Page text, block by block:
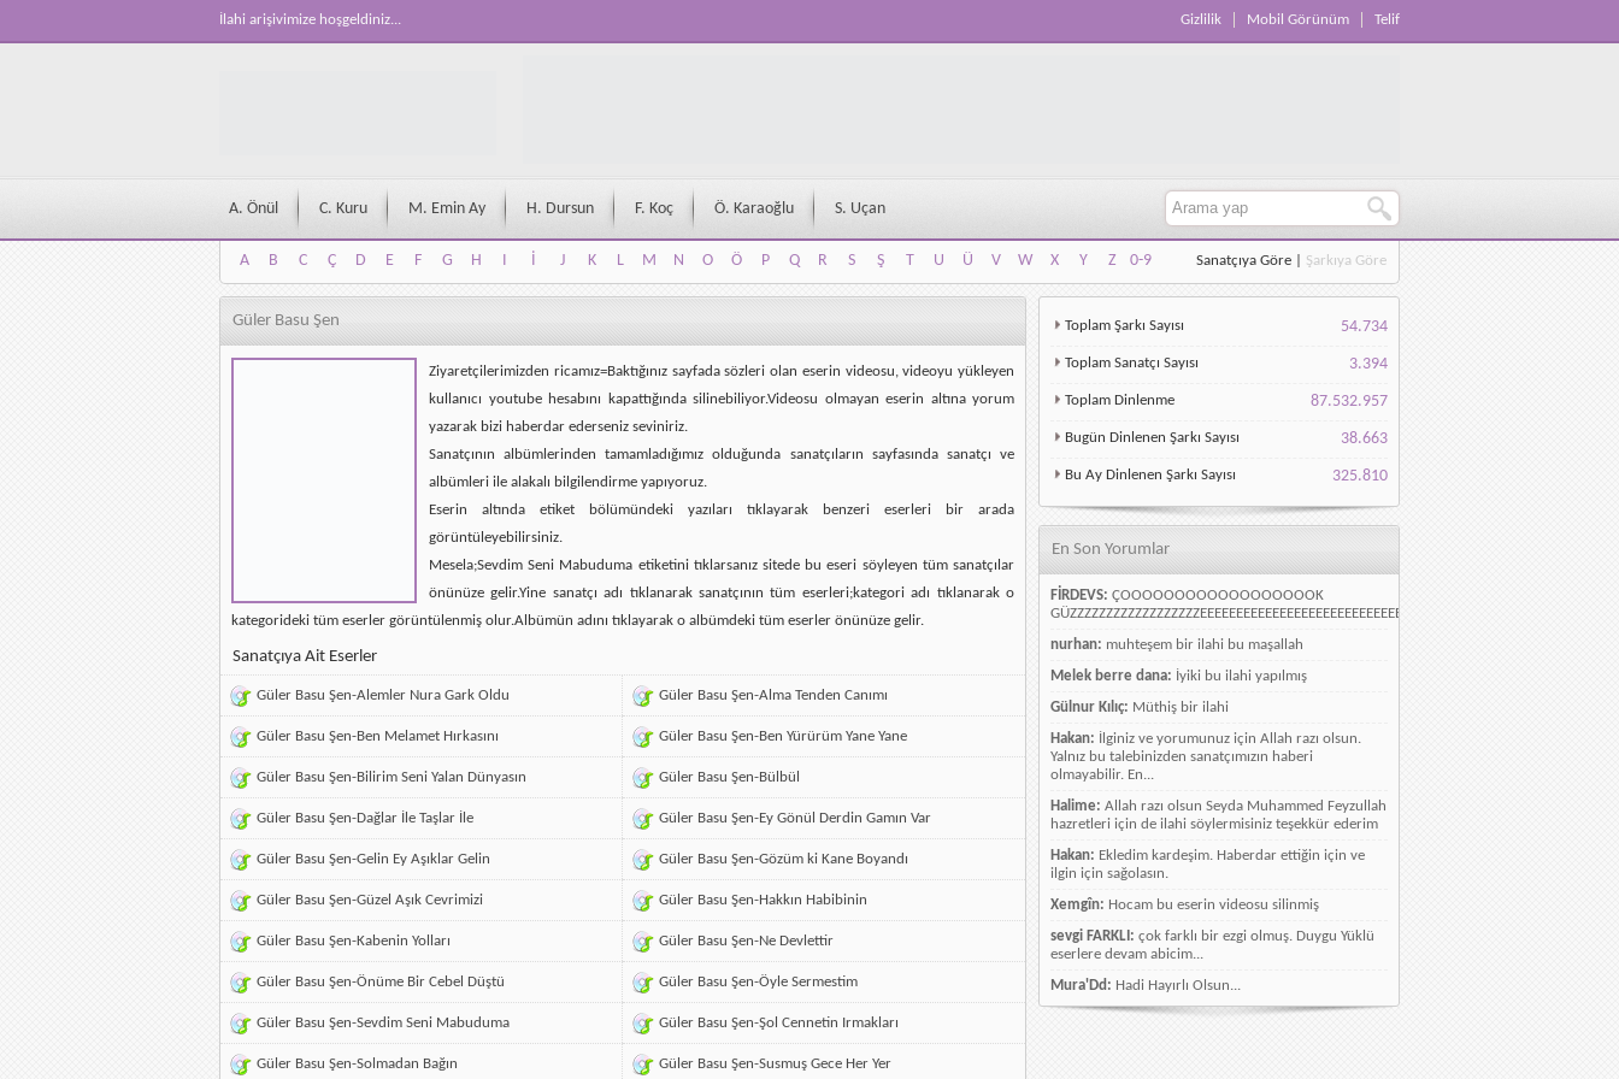
İlahi arişivimize hoşgeldiniz... Gizlilik Mobil Görünüm Telif
A. Önül C. Kuru M. Emin Ay H. Dursun F. Koç Ö. Karaoğlu S. Uçan
A B C Ç D E F G H I İ J K L M N O Ö P Q R S Ş T U Ü V W X Y Z
0-9
A
B C Ç D E F G H I İ J K L M N O Ö P Q R S Ş T U Ü V W X Y Z 0-9
Sanatçıya Göre Şarkıya Göre
Güler Basu Şen
Ziyaretçilerimizden ricamız=Baktığınız sayfada sözleri olan eserin videosu, videoyu yükleyen
kullanıcı youtube hesabını kapattığında silinebiliyor.Videosu olmayan eserin altına yorum
yazarak bizi haberdar ederseniz seviniriz.
Sanatçının albümlerinden tamamladığımız olduğunda sanatçıların sayfasında sanatçı ve
albümleri ile alakalı bilgilendirme yapıyoruz.
Eserin altında etiket bölümündeki yazıları tıklayarak benzeri eserleri bir arada
görüntüleyebilirsiniz.
Mesela;Sevdim Seni Mabuduma etiketini tıklarsanız sitede bu eseri söyleyen tüm sanatçılar
önünüze gelir.Yine sanatçı adı tıklanarak sanatçının tüm eserleri;kategori adı tıklanarak o
kategorideki tüm eserler görüntülenmiş olur.Albümün adını tıklayarak o albümdeki tüm eserler önünüze gelir.
Sanatçıya Ait Eserler
Güler Basu Şen-Alemler Nura Gark Oldu Güler Basu Şen-Alma Tenden Canımı
Güler Basu Şen-Ben Melamet Hırkasını Güler Basu Şen-Ben Yürürüm Yane Yane
Güler Basu Şen-Bilirim Seni Yalan Dünyasın Güler Basu Şen-Bülbül
Güler Basu Şen-Dağlar İle Taşlar İle Güler Basu Şen-Ey Gönül Derdin Gamın Var
Güler Basu Şen-Gelin Ey Aşıklar Gelin Güler Basu Şen-Gözüm ki Kane Boyandı
Güler Basu Şen-Güzel Aşık Cevrimizi Güler Basu Şen-Hakkın Habibinin
Güler Basu Şen-Kabenin Yolları Güler Basu Şen-Ne Devlettir
Güler Basu Şen-Önüme Bir Cebel Düştü Güler Basu Şen-Öyle Sermestim
Güler Basu Şen-Sevdim Seni Mabuduma Güler Basu Şen-Şol Cennetin Irmakları
Güler Basu Şen-Solmadan Bağın Güler Basu Şen-Susmuş Gece Her Yer
Toplam Şarkı Sayısı 54.734
Toplam Sanatçı Sayısı 3.394
Toplam Dinlenme 87.532.957
Bugün Dinlenen Şarkı Sayısı 38.663
Bu Ay Dinlenen Şarkı Sayısı 325.810
En Son Yorumlar
FİRDEVS: ÇOOOOOOOOOOOOOOOOOOK
GÜZZZZZZZZZZZZZZZZZZEEEEEEEEEEEEEEEEEEEEEEEEEEEEELLLLLLLLLLLLLLLLLLLLLLLL
nurhan: muhteşem bir ilahi bu maşallah
Melek berre dana: İyiki bu ilahi yapılmış
Gülnur Kılıç: Müthiş bir ilahi
Hakan: İlginiz ve yorumunuz için Allah razı olsun.
Yalnız bu talebinizden sanatçımızın haberi
olmayabilir. En...
Halime: Allah razı olsun Seyda Muhammed Feyzullah
hazretleri için de ilahi söylermisiniz teşekkür ederim
Hakan: Ekledim kardeşim. Haberdar ettiğin için ve
ilgin için sağolasın.
Xemgîn: Hocam bu eserin videosu silinmiş
sevgi FARKLI: çok farklı bir ezgi olmuş. Duygu Yüklü
eserlere devam abicim...
Mura'Dd: Hadi Hayırlı Olsun...